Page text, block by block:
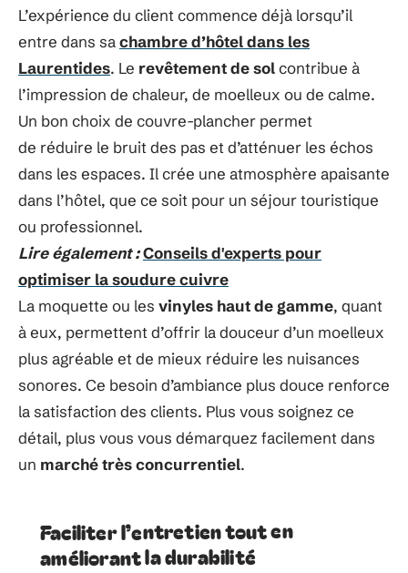
L’expérience du client commence déjà lorsqu’il
entre dans sachambre d’hôtel dans les
Laurentides.​​ Le revêtement de solcontribue à
l’impression de chaleur, de moelleux ou de calme.
Un bon choix de couvre-plancher permet
de réduire le bruit des pas et d’atténuer les échos
dans les espaces. Il crée une atmosphère apaisante
dans l’hôtel, que ce soit pour un séjour touristique
ou professionnel.​​​
Lire également :Conseils d'experts pour
optimiser la soudure cuivre
La moquette ou les vinyles haut de gamme, quant
à eux, permettent d’offrir la douceur d’un moelleux
plus agréable et de mieux réduire les nuisances
sonores. Ce besoin d’ambiance plus douce renforce
la satisfaction des clients. Plus vous soignez ce
détail, plus vous vous démarquez facilement dans
un marché très concurrentiel.
Faciliter l’entretien tout en
améliorant la durabilité